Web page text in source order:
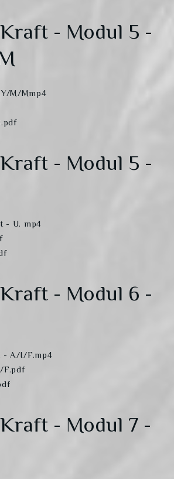
- Modul 5 -
M/Mmp4
- Modul 5 -
- U. mp4
- Modul 6 -
- A/I/F.mp4
F.pdf
- Modul 7 -